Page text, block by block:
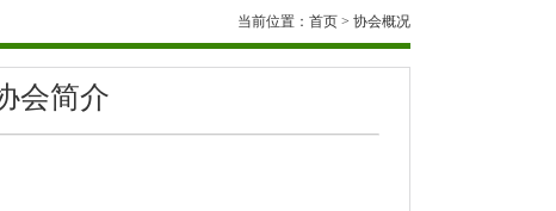
当前位置： 首页 > 协会概况
会简介